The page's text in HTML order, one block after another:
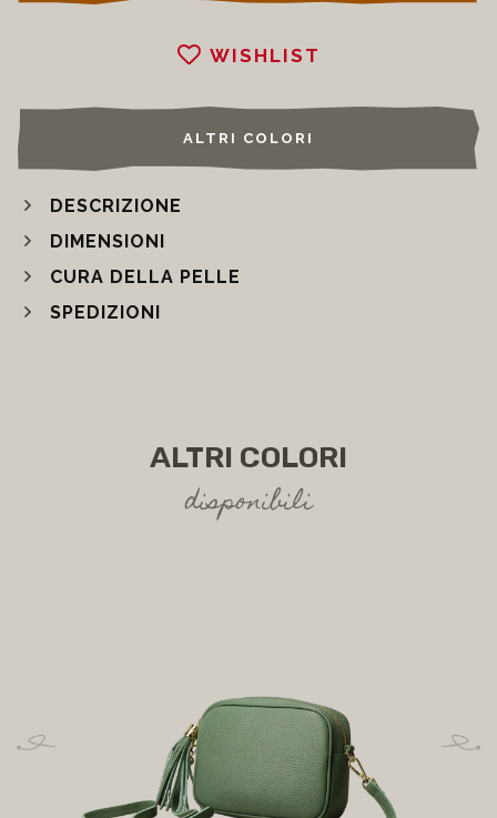
WISHLIST
ALTRI COLORI
DESCRIZIONE
DIMENSIONI
CURA DELLA PELLE
SPEDIZIONI
ALTRI COLORI
disponibili